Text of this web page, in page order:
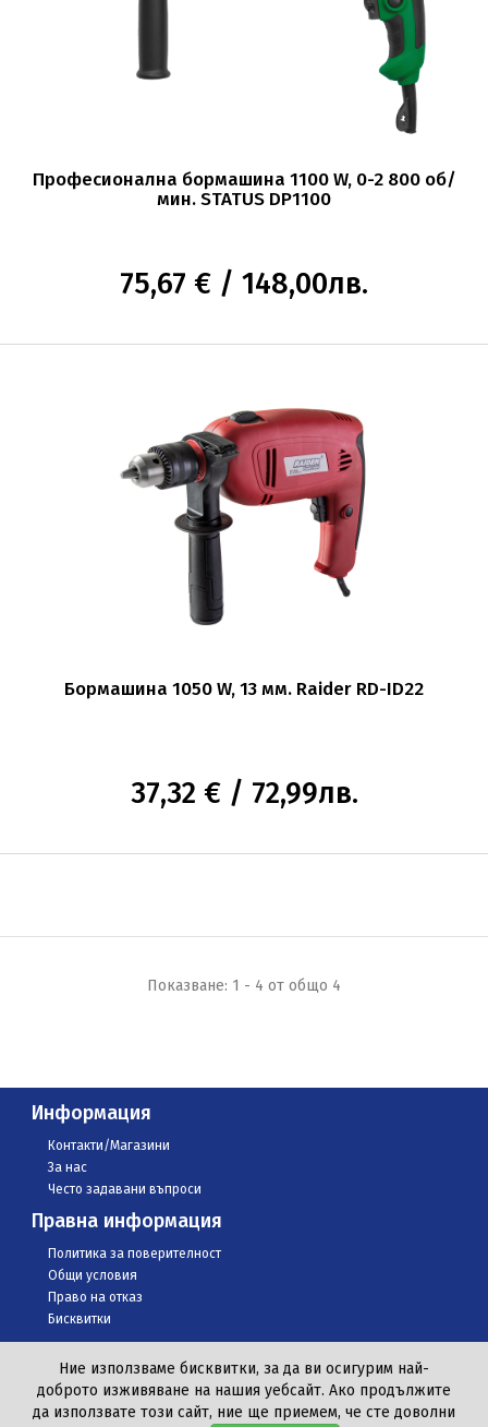
Професионална бормашина 1100 W, 0-2 800 об/
мин. STATUS DP1100
75,67 € / 148,00лв.
Бормашина 1050 W, 13 мм. Raider RD-ID22
37,32 € / 72,99лв.
Показване: 1 - 4 от общо 4
Информация
Контакти/Магазини
За нас
Често задавани въпроси
Правна информация
Политика за поверителност
Общи условия
Право на отказ
Бисквитки
Ние използваме бисквитки, за да ви осигурим най-
доброто изживяване на нашия уебсайт. Ако продължите
да използвате този сайт, ние ще приемем, че сте доволни